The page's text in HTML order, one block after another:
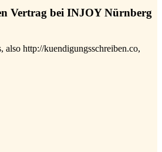
Vertrag bei INJOY Nürnberg
http://kuendigungsschreiben.co,